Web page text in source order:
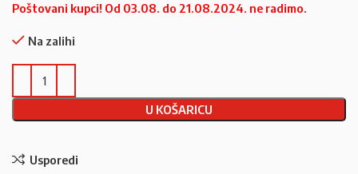
Poštovani kupci! Od 03.08. do 21.08.2024. ne radimo.
Na zalihi
U KOŠARICU
Usporedi